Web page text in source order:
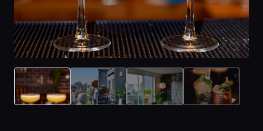
Главная
Локации
Гиды